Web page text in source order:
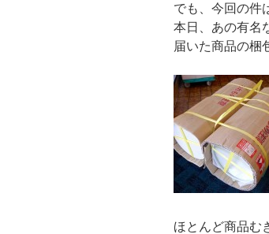
でも、今回の件
本日、あの有名
届いた商品の梱
ほとんど商品む